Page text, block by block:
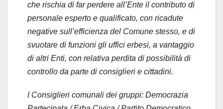
che rischia di far perdere all’Ente il contributo di
personale esperto e qualificato, con ricadute
negative sull’efficienza del Comune stesso, e di
svuotare di funzioni gli uffici erbesi, a vantaggio
di altri Enti, con relativa perdita di possibilità di
controllo da parte di consiglieri e cittadini.
I Consiglieri comunali dei gruppi: Democrazia